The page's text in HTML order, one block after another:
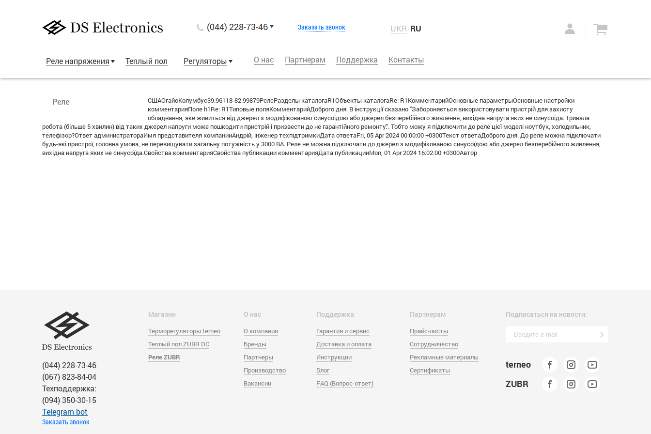
(044) 228-73-46 Заказать звонок UKR RU
Реле напряжения Теплый пол Регуляторы О нас Партнерам Поддержка Контакты
Реле
СШАОгайоКолумбус39.96118-82.99879РелеРазделы каталогаR1Объекты каталогаRe: R1КомментарийОсновные параметрыОсновные настройки
комментарияПоле h1Re: R1Типовые поляКомментарийДоброго дня. В інструкції сказано "Забороняється використовувати пристрій для захисту
обладнання, яке живиться від джерел з модифікованою синусоїдою або джерел безперебійного живлення, вихідна напруга яких не синусоїда. Тривала
робота (більше 5 хвилин) від таких джерел напруги може пошкодити пристрій і призвести до не гарантійного ремонту.". Тобто можу я підключити до реле цієї моделі ноутбук, холодильник,
телефізор?Ответ администратораИмя представителя компанииАндрій, інженер техпідтримкиДата ответаFri, 05 Apr 2024 00:00:00 +0300Текст ответаДоброго дня. До реле можна підключати
будь-які пристрої, головна умова, не перевищувати загальну потужність у 3000 ВА. Реле не можна підключати до джерел з модифікованою синусоїдою або джерел безперебійного живлення,
вихідна напруга яких не синусоїда.Свойства комментарияСвойства публикации комментарияДата публикацииMon, 01 Apr 2024 16:02:00 +0300Автор
(044) 228-73-46
(067) 823-84-04
Техподдержка:
(094) 350-30-15
Тelegram bot
Заказать звонок
Магазин
Терморегуляторы terneo
Теплый пол ZUBR DC
Реле ZUBR
О нас
О компании
Бренды
Партнеры
Производство
Вакансии
Поддержка
Гарантия и сервис
Доставка и оплата
Инструкции
Блог
FAQ (Вопрос-ответ)
Партнерам
Прайс-листы
Сотрудничество
Рекламные материалы
Сертификаты
Подписаться на новости:
terneo
ZUBR